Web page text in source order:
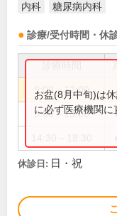
内科 糖尿病内科
診療/受付時間・休
9:00～12:00
9:00～13:00
お盆(8月中旬)は
に必ず医療機関に
休診日: 日・祝